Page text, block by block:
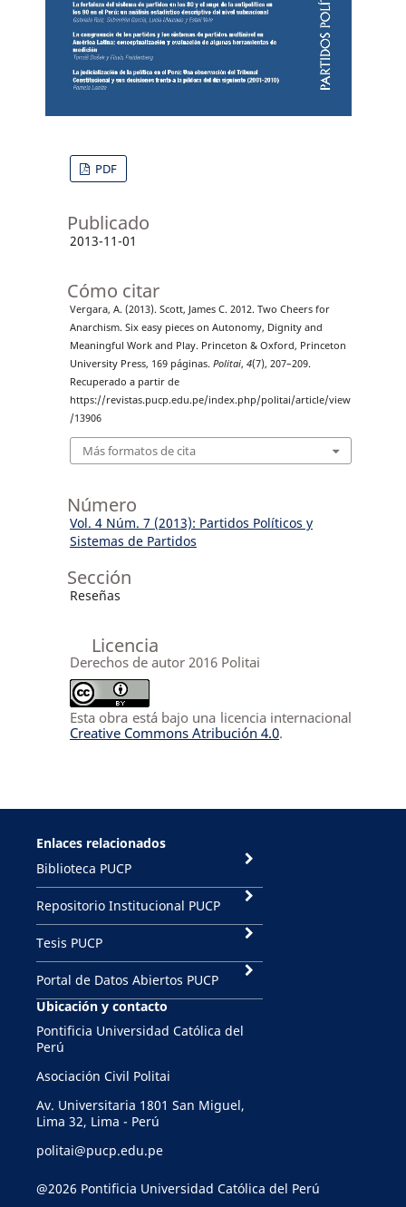
PDF
Publicado
2013-11-01
Cómo citar
Vergara, A. (2013). Scott, James C. 2012. Two Cheers for
Anarchism. Six easy pieces on Autonomy, Dignity and
Meaningful Work and Play. Princeton & Oxford, Princeton
University Press, 169 páginas. Politai, 4(7), 207–209.
Recuperado a partir de
https://revistas.pucp.edu.pe/index.php/politai/article/view
/13906
Más formatos de cita
Número
Vol. 4 Núm. 7 (2013): Partidos Políticos y
Sistemas de Partidos
Sección
Reseñas
Licencia
Derechos de autor 2016 Politai
Esta obra está bajo una licencia internacional
Creative Commons Atribución 4.0.
Enlaces relacionados
Biblioteca PUCP
Repositorio Institucional PUCP
Tesis PUCP
Portal de Datos Abiertos PUCP
Ubicación y contacto
Pontificia Universidad Católica del
Perú
Asociación Civil Politai
Av. Universitaria 1801 San Miguel,
Lima 32, Lima - Perú
politai@pucp.edu.pe
@2026 Pontificia Universidad Católica del Perú